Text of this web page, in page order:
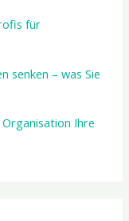
für
senken – was Sie
Ihre